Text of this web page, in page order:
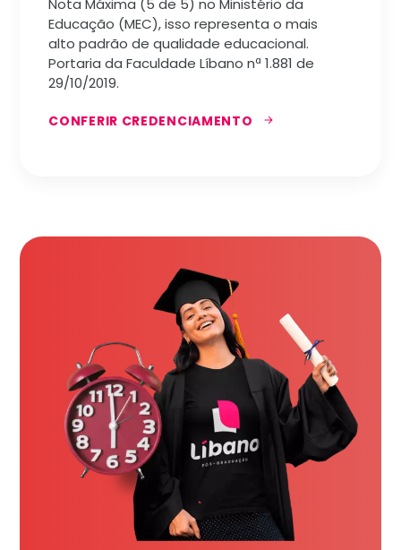
Nota Máxima (5 de 5) no Ministério da
Educação (MEC), isso representa o mais
alto padrão de qualidade educacional.
Portaria da Faculdade Líbano nª 1.881 de
29/10/2019.
CONFERIR CREDENCIAMENTO